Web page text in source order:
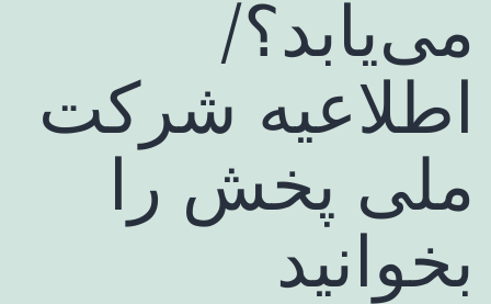
می‌یابد؟/
اطلاعیه شرکت
ملی پخش را
بخوانید